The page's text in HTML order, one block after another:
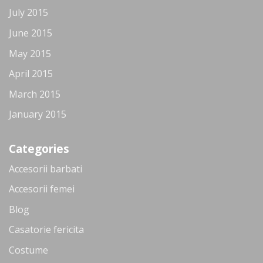
July 2015
June 2015
May 2015
April 2015
March 2015
January 2015
Categories
Accesorii barbati
Accesorii femei
Blog
Casatorie fericita
Costume